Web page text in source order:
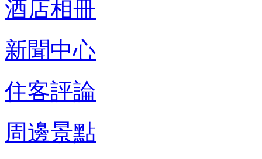
酒店相冊
新聞中心
住客評論
周邊景點